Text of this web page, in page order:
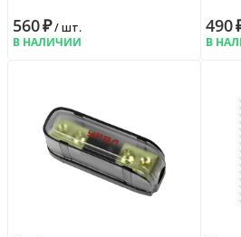
560₽/ шт.
В НАЛИЧИИ
490
В